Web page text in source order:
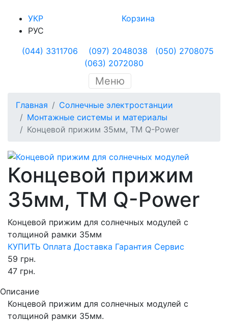
УКР
РУС
Корзина
(044) 3311706 (097) 2048038
(050) 2708075
(063) 2072080
Меню
Главная
Солнечные электростанции
Монтажные системы и материалы
Концевой прижим 35мм, ТМ Q-Power
Концевой прижим
35мм, ТМ Q-Power
Концевой прижим для солнечных модулей с
толщиной рамки 35мм
КУПИТЬ Оплата Доставка Гарантия Сервис
59 грн.
47 грн.
Описание
Концевой прижим для солнечных модулей с
толщиной рамки 35мм.